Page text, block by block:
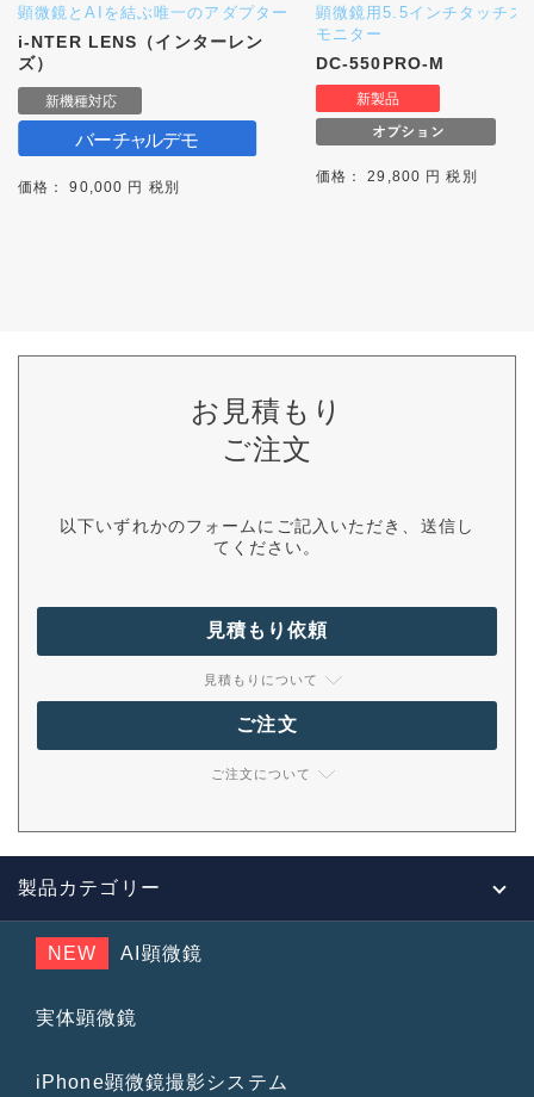
顕微鏡とAIを結ぶ唯一のアダプター
i-NTER LENS（インターレン
ズ）
価格： 90,000 円 税別
顕微鏡用5.5インチタッチス
モニター
DC-550PRO-M
価格： 29,800 円 税別
お見積もり
ご注文
以下いずれかのフォームにご記入いただき、送信し
てください。
見積もり依頼
見積もりについて
ご注文
ご注文について
製品カテゴリー
NEW AI顕微鏡
実体顕微鏡
iPhone顕微鏡撮影システム